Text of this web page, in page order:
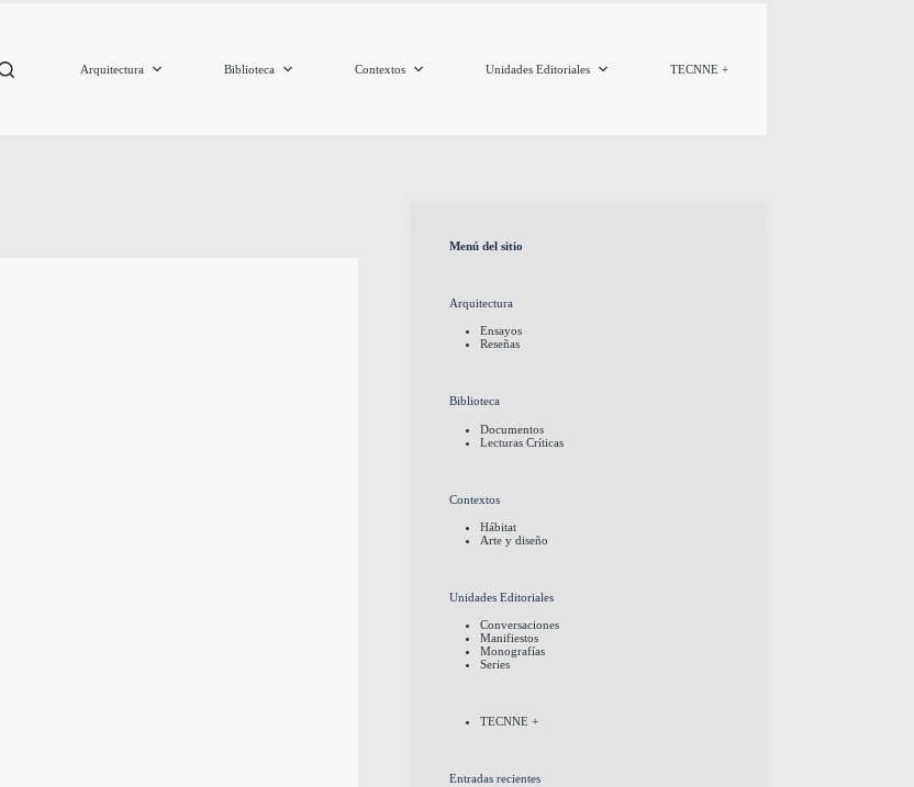
Arquitectura Biblioteca Contextos Unidades Editoriales TECNNE +
Menú del sitio
Arquitectura
Ensayos
Reseñas
Biblioteca
Documentos
Lecturas Críticas
Contextos
Hábitat
Arte y diseño
Unidades Editoriales
Conversaciones
Manifiestos
Monografías
Series
TECNNE +
Entradas recientes